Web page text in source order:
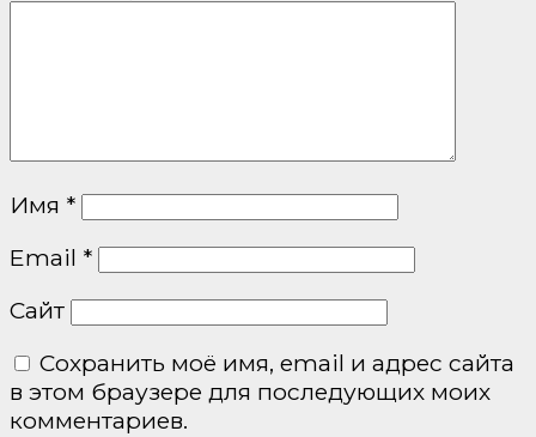
Имя *
Email *
Сайт
Сохранить моё имя, email и адрес сайта
в этом браузере для последующих моих
комментариев.